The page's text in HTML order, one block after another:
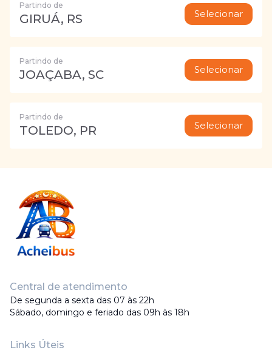
Partindo de
GIRUÁ, RS Selecionar
Partindo de
JOAÇABA, SC Selecionar
Partindo de
TOLEDO, PR Selecionar
Central de atendimento
De segunda a sexta das 07 às 22h
Sábado, domingo e feriado das 09h às 18h
Links Úteis